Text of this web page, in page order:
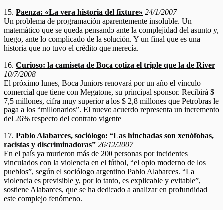
15. Paenza: «La vera historia del fixture» 24/1/2007
Un problema de programación aparentemente insoluble. Un
matemático que se queda pensando ante la complejidad del asunto y,
luego, ante lo complicado de la solución. Y un final que es una
historia que no tuvo el crédito que merecía.
16. Curioso: la camiseta de Boca cotiza el triple que la de River
10/7/2008
El próximo lunes, Boca Juniors renovará por un año el vínculo
comercial que tiene con Megatone, su principal sponsor. Recibirá $
7,5 millones, cifra muy superior a los $ 2,8 millones que Petrobras le
paga a los “millonarios”. El nuevo acuerdo representa un incremento
del 26% respecto del contrato vigente
17. Pablo Alabarces, sociólogo: “Las hinchadas son xenófobas,
racistas y discriminadoras” 26/12/2007
En el país ya murieron más de 200 personas por incidentes
vinculados con la violencia en el fútbol, “el opio moderno de los
pueblos”, según el sociólogo argentino Pablo Alabarces. “La
violencia es previsible y, por lo tanto, es explicable y evitable”,
sostiene Alabarces, que se ha dedicado a analizar en profundidad
este complejo fenómeno.